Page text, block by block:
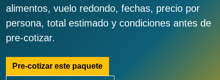
alimentos, vuelo redondo, fechas, precio por
persona, total estimado y condiciones antes de
pre-cotizar.
Pre-cotizar este paquete